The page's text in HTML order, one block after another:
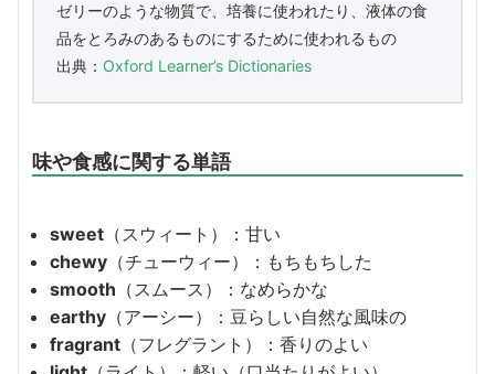
ゼリーのような物質で、培養に使われたり、液体の食
品をとろみのあるものにするために使われるもの
出典： Oxford Learner’s Dictionaries
味や食感に関する単語
sweet （スウィート）：甘い
chewy （チューウィー）：もちもちした
smooth （スムース）：なめらかな
earthy （アーシー）：豆らしい自然な風味の
fragrant （フレグラント）：香りのよい